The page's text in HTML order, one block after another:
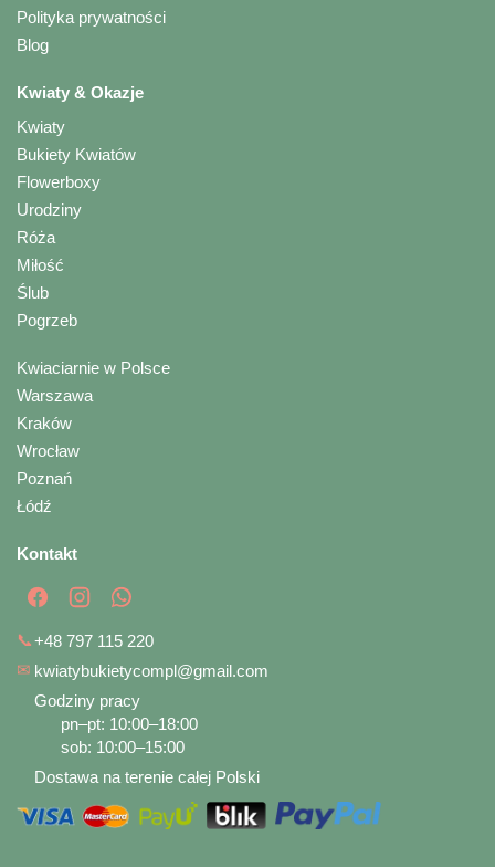
Polityka prywatności
Blog
Kwiaty & Okazje
Kwiaty
Bukiety Kwiatów
Flowerboxy
Urodziny
Róża
Miłość
Ślub
Pogrzeb
Kwiaciarnie w Polsce
Warszawa
Kraków
Wrocław
Poznań
Łódź
Kontakt
📞+48 797 115 220
✉ kwiatybukietycompl@gmail.com
Godziny pracy
pn–pt: 10:00–18:00
sob: 10:00–15:00
Dostawa na terenie całej Polski